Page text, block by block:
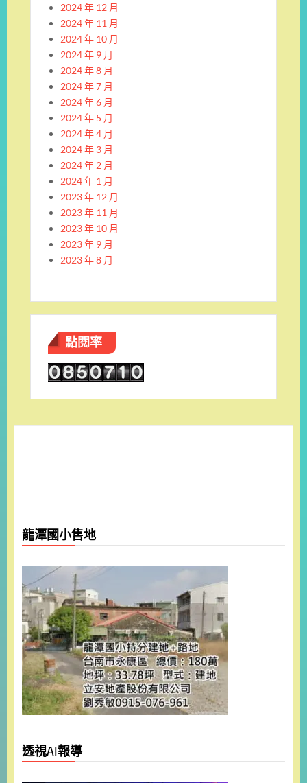
2024 年 12 月
2024 年 11 月
2024 年 10 月
2024 年 9 月
2024 年 8 月
2024 年 7 月
2024 年 6 月
2024 年 5 月
2024 年 4 月
2024 年 3 月
2024 年 2 月
2024 年 1 月
2023 年 12 月
2023 年 11 月
2023 年 10 月
2023 年 9 月
2023 年 8 月
點閱率
龍潭國小售地
透視AI報導